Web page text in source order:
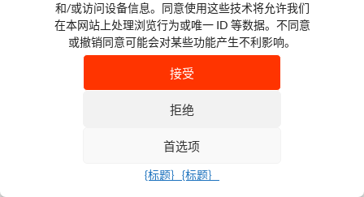
和/或访问设备信息。同意使用这些技术将允许我们
在本网站上处理浏览行为或唯一 ID 等数据。不同意
或撤销同意可能会对某些功能产生不利影响。
接受
拒绝
首选项
{标题｝ {标题｝
© 版权 2026 SIRAYA 保留
所有权利。
隐私政
策
Cookie